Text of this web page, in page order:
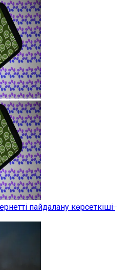
пайдалану көрсеткіші